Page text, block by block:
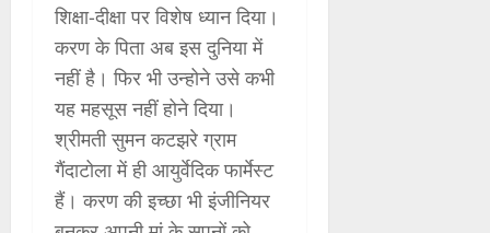
शिक्षा-दीक्षा पर विशेष ध्यान दिया।
करण के पिता अब इस दुनिया में
नहीं है। फिर भी उन्होने उसे कभी
यह महसूस नहीं होने दिया।
श्रीमती सुमन कटझरे ग्राम
गैंदाटोला में ही आयुर्वेदिक फार्मेस्ट
हैं। करण की इच्छा भी इंजीनियर